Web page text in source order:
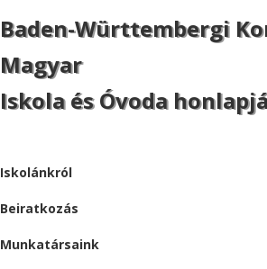
Baden-Württembergi
Magyar
Iskola és Óvoda
Iskolánkról
Beiratkozás
Munkatársaink